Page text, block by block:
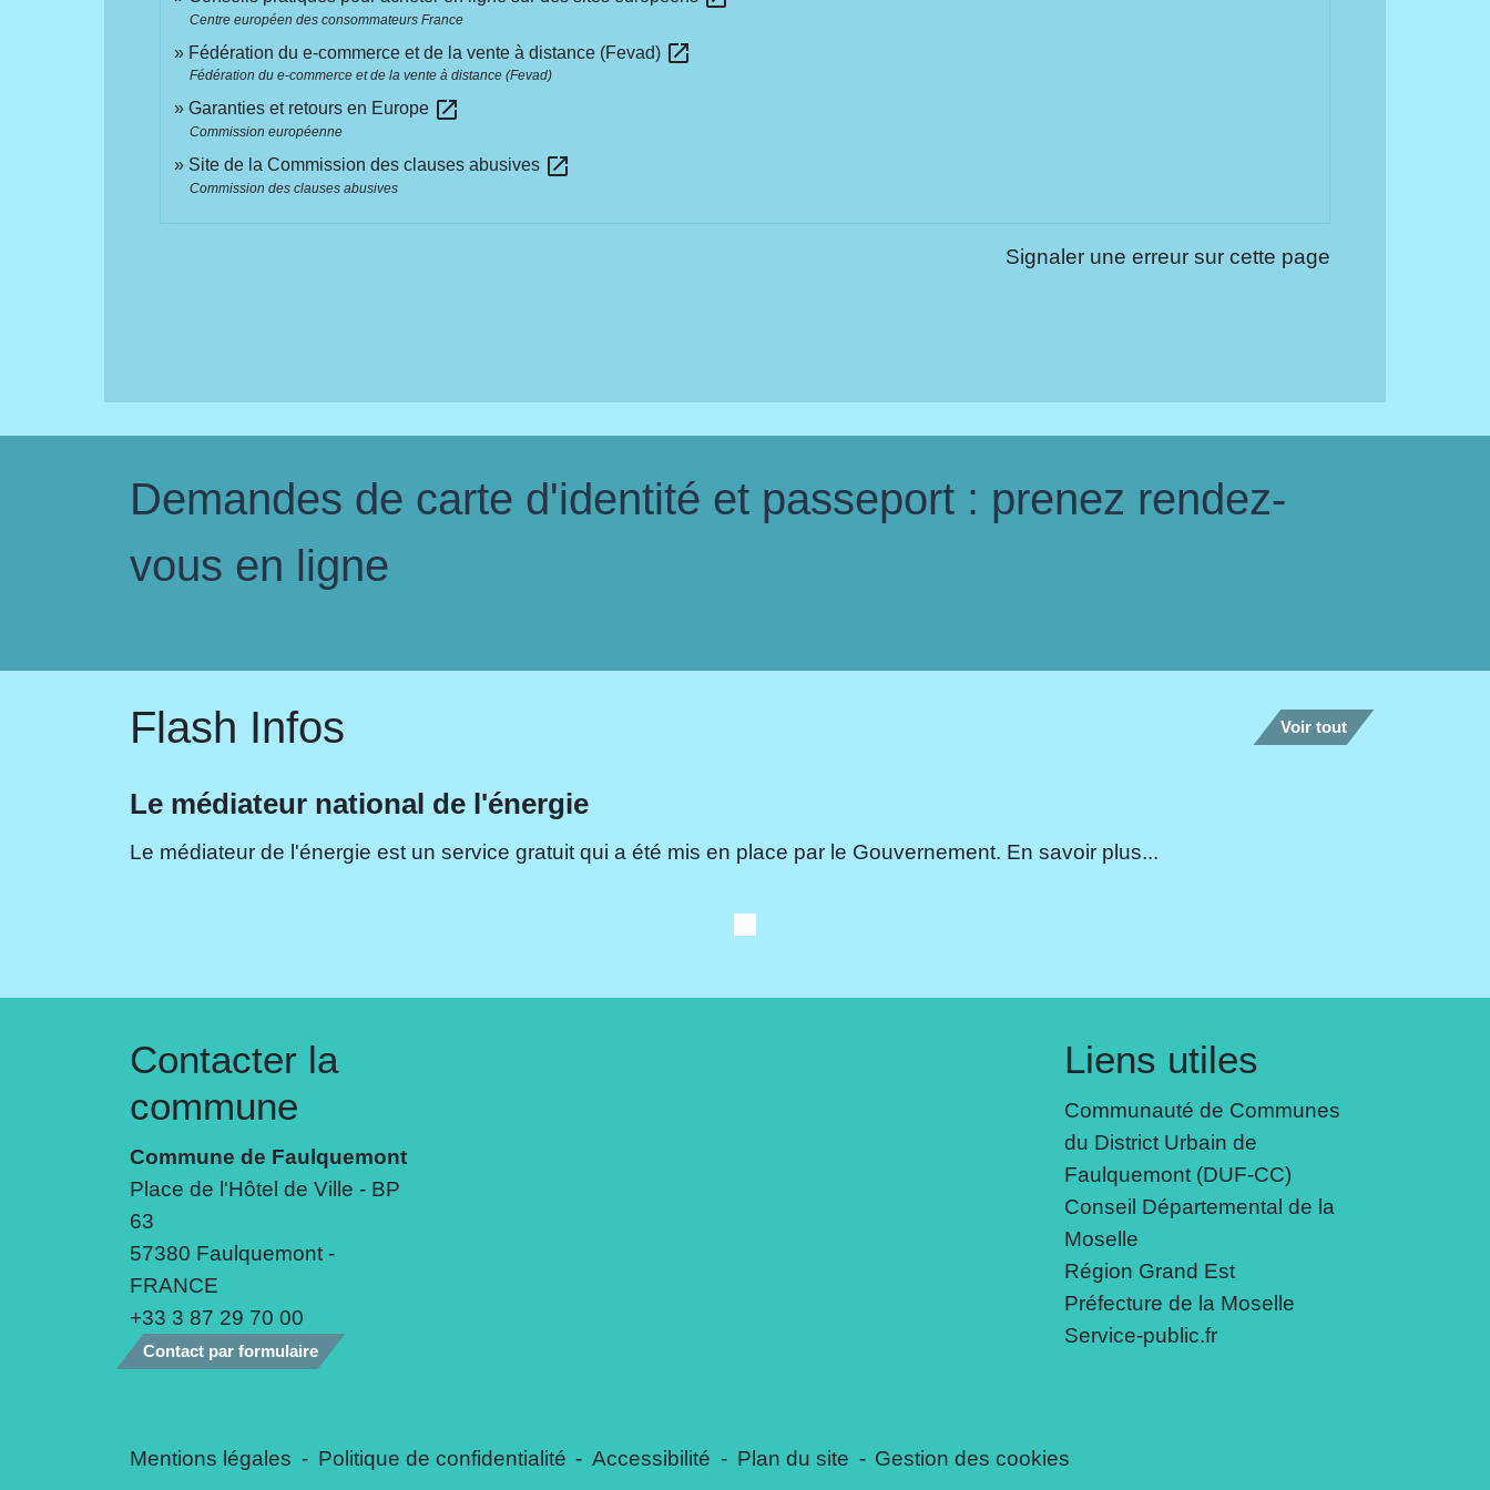
Centre européen des consommateurs France
Fédération du e-commerce et de la vente à distance (Fevad) open_in_new
Fédération du e-commerce et de la vente à distance (Fevad)
Garanties et retours en Europe open_in_new
Commission européenne
Site de la Commission des clauses abusives open_in_new
Commission des clauses abusives
Signaler une erreur sur cette page
Demandes de carte d'identité et passeport : prenez rendez-
vous en ligne
Flash Infos Voir tout
Le médiateur national de l'énergie
Le médiateur de l'énergie est un service gratuit qui a été mis en place par le Gouvernement. En savoir plus...
Contacter la
commune
Commune de Faulquemont
Place de l'Hôtel de Ville - BP
63
57380 Faulquemont -
FRANCE
+33 3 87 29 70 00
Contact par formulaire
Liens utiles
Communauté de Communes
du District Urbain de
Faulquemont (DUF-CC)
Conseil Départemental de la
Moselle
Région Grand Est
Préfecture de la Moselle
Service-public.fr
Mentions légales - Politique de confidentialité - Accessibilité - Plan du site - Gestion des cookies